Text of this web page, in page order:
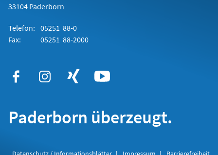
33104 Paderborn
Telefon: 05251 88-0
Fax:
05251 88-2000
Paderborn überzeugt.